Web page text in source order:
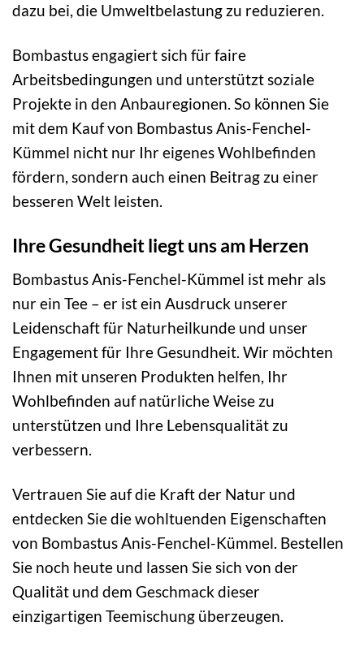
dazu bei, die Umweltbelastung zu reduzieren.
Bombastus engagiert sich für faire
Arbeitsbedingungen und unterstützt soziale
Projekte in den Anbauregionen. So können Sie
mit dem Kauf von Bombastus Anis-Fenchel-
Kümmel nicht nur Ihr eigenes Wohlbefinden
fördern, sondern auch einen Beitrag zu einer
besseren Welt leisten.
Ihre Gesundheit liegt uns am Herzen
Bombastus Anis-Fenchel-Kümmel ist mehr als
nur ein Tee – er ist ein Ausdruck unserer
Leidenschaft für Naturheilkunde und unser
Engagement für Ihre Gesundheit. Wir möchten
Ihnen mit unseren Produkten helfen, Ihr
Wohlbefinden auf natürliche Weise zu
unterstützen und Ihre Lebensqualität zu
verbessern.
Vertrauen Sie auf die Kraft der Natur und
entdecken Sie die wohltuenden Eigenschaften
von Bombastus Anis-Fenchel-Kümmel. Bestellen
Sie noch heute und lassen Sie sich von der
Qualität und dem Geschmack dieser
einzigartigen Teemischung überzeugen.